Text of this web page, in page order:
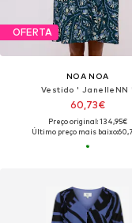
OFERTA
NOA NOA
Vestido ' JanelleNN '
60,73€
Preço original: 134,95€
Último preço mais baixo: